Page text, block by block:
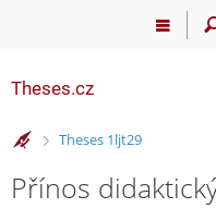
Theses.cz
>
Theses 1ljt29
Přínos